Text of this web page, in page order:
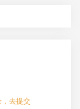
，去提交